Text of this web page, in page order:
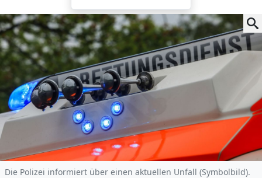
Die Polizei informiert über einen aktuellen Unfall (Symbolbild).